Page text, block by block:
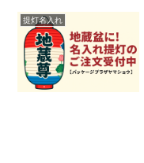
提灯名入れ